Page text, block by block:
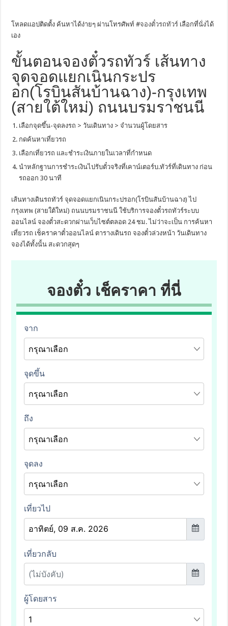
โหลดแอปติดตั้ง ค้นหาได้ง่ายๆ ผ่านโทรศัพท์ #จองตั๋วรถทัวร์ เลือกที่นั่งได้
เอง
ขั้นตอนจองตั๋วรถทัวร์ เส้นทาง
จุดจอดแยกเนินกระปร
อก(โรบินสันบ้านฉาง)-กรุงเทพ
(สายใต้ใหม่) ถนนบรมราชนนี
เลือกจุดขึ้น-จุดลงรถ > วันเดินทาง > จำนวนผู้โดยสาร
กดค้นหาเที่ยวรถ
เลือกเที่ยวรถ และชำระเงินภายในเวลาที่กำหนด
นำหลักฐานการชำระเงินไปรับตั๋วจริงที่เคาน์เตอร์บ.ทัวร์ที่เดินทาง ก่อน
รถออก 30 นาที
เส้นทางเดินรถทัวร์ จุดจอดแยกเนินกระปรอก(โรบินสันบ้านฉาง) ไป
กรุงเทพ (สายใต้ใหม่) ถนนบรมราชนนี ใช้บริการจองตั๋วรถทัวร์ระบบ
ออนไลน์ จองตั๋วสะดวกผ่านเว็บไซต์ตลอด 24 ชม. ไม่ว่าจะเป็น การค้นหา
เที่ยวรถ เช็คราคาตั๋วออนไลน์ ตารางเดินรถ จองตั๋วล่วงหน้า วันเดินทาง
จองได้ทั้งนั้น สะดวกสุดๆ
จองตั๋ว เช็คราคา ที่นี่